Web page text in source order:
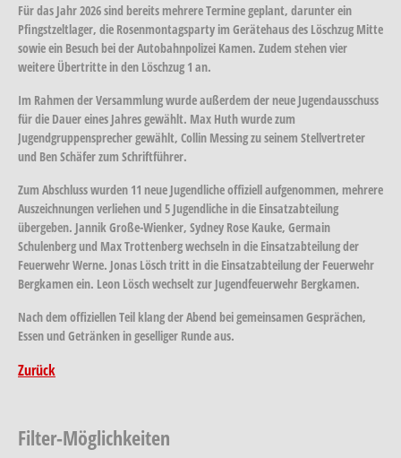
Für das Jahr 2026 sind bereits mehrere Termine geplant, darunter ein
Pfingstzeltlager, die Rosenmontagsparty im Gerätehaus des Löschzug Mitte
sowie ein Besuch bei der Autobahnpolizei Kamen. Zudem stehen vier
weitere Übertritte in den Löschzug 1 an.
Im Rahmen der Versammlung wurde außerdem der neue Jugendausschuss
für die Dauer eines Jahres gewählt. Max Huth wurde zum
Jugendgruppensprecher gewählt, Collin Messing zu seinem Stellvertreter
und Ben Schäfer zum Schriftführer.
Zum Abschluss wurden 11 neue Jugendliche offiziell aufgenommen, mehrere
Auszeichnungen verliehen und 5 Jugendliche in die Einsatzabteilung
übergeben. Jannik Große-Wienker, Sydney Rose Kauke, Germain
Schulenberg und Max Trottenberg wechseln in die Einsatzabteilung der
Feuerwehr Werne. Jonas Lösch tritt in die Einsatzabteilung der Feuerwehr
Bergkamen ein. Leon Lösch wechselt zur Jugendfeuerwehr Bergkamen.
Nach dem offiziellen Teil klang der Abend bei gemeinsamen Gesprächen,
Essen und Getränken in geselliger Runde aus.
Zurück
Filter-Möglichkeiten